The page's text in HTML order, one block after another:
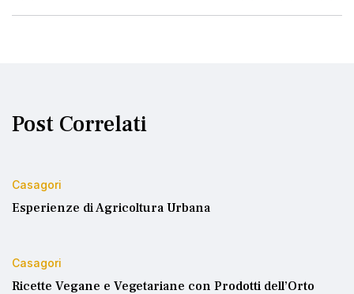
Post Correlati
Casagori
Esperienze di Agricoltura Urbana
Casagori
Ricette Vegane e Vegetariane con Prodotti dell’Orto